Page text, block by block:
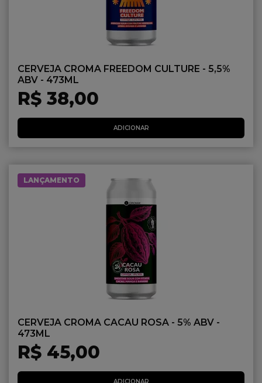
CERVEJA CROMA FREEDOM CULTURE - 5,5%
ABV - 473ML
R$ 38,00
ADICIONAR
LANÇAMENTO
CERVEJA CROMA CACAU ROSA - 5% ABV -
473ML
R$ 45,00